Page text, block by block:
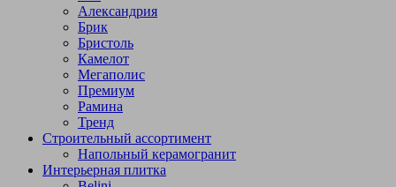
Александрия
Брик
Бристоль
Камелот
Мегаполис
Премиум
Рамина
Тренд
Строительный ассортимент
Напольный керамогранит
Интерьерная плитка